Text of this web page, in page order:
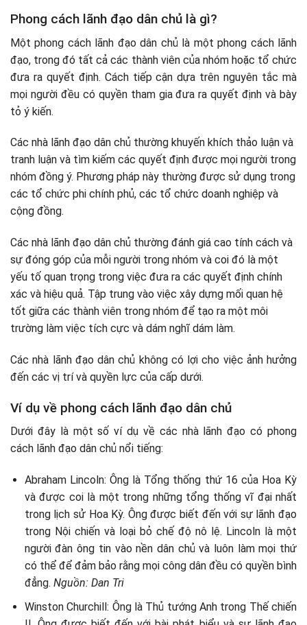
Khi nào bạn nên sử dụng một phong cách lãnh đạo dân chủ
tại công việc của bạn?
Phong cách giao tiếp dân chủ là gì? Ưu và nhược điểm?
Có phải các nhà lãnh đạo dân chủ là phong cách lãnh đạo
tốt nhất?
Phong cách lãnh đạo dân chủ là gì?
Một phong cách lãnh đạo dân chủ là một phong cách lãnh
đạo, trong đó tất cả các thành viên của nhóm hoặc tổ chức
đưa ra quyết định. Cách tiếp cận dựa trên nguyên tắc mà
mọi người đều có quyền tham gia đưa ra quyết định và bày
tỏ ý kiến.
Các nhà lãnh đạo dân chủ thường khuyến khích thảo luận và
tranh luận và tìm kiếm các quyết định được mọi người trong
nhóm đồng ý. Phương pháp này thường được sử dụng trong
các tổ chức phi chính phủ, các tổ chức doanh nghiệp và
cộng đồng.
Các nhà lãnh đạo dân chủ thường đánh giá cao tính cách và
sự đóng góp của mỗi người trong nhóm và coi đó là một
yếu tố quan trọng trong việc đưa ra các quyết định chính
xác và hiệu quả. Tập trung vào việc xây dựng mối quan hệ
tốt giữa các thành viên trong nhóm để tạo ra một môi
trường làm việc tích cực và dám nghĩ dám làm.
Các nhà lãnh đạo dân chủ không có lợi cho việc ảnh hưởng
đến các vị trí và quyền lực của cấp dưới.
Ví dụ về phong cách lãnh đạo dân chủ
Dưới đây là một số ví dụ về các nhà lãnh đạo có phong
cách lãnh đạo dân chủ nổi tiếng:
Abraham Lincoln: Ông là Tổng thống thứ 16 của Hoa Kỳ
và được coi là một trong những tổng thống vĩ đại nhất
trong lịch sử Hoa Kỳ. Ông được biết đến với sự lãnh đạo
trong Nội chiến và loại bỏ chế độ nô lệ. Lincoln là một
người đàn ông tin vào nền dân chủ và luôn làm mọi thứ
có thể để đảm bảo rằng mọi công dân đều có quyền bình
đẳng. Nguồn: Dan Tri
Winston Churchill: Ông là Thủ tướng Anh trong Thế chiến